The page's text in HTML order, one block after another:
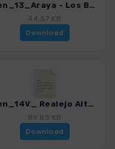
Ten_13_Araya - Los Brezos.gpx
44.57 KB
Download
Ten_14V_ Realejo Alto - Risco Miguel.gpx
89.83 KB
Download